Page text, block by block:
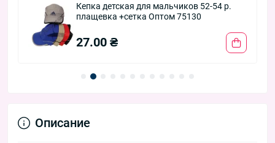
Кепка детская для мальчиков 52-54 р.
плащевка +сетка Оптом 75130
27.00 ₴
Описание